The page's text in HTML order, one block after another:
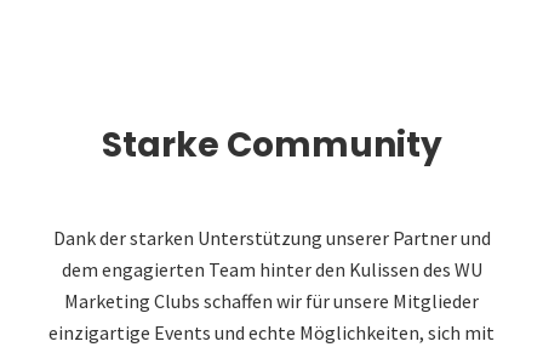
Starke Community
Dank der starken Unterstützung unserer Partner und
dem engagierten Team hinter den Kulissen des WU
Marketing Clubs schaffen wir für unsere Mitglieder
einzigartige Events und echte Möglichkeiten, sich mit